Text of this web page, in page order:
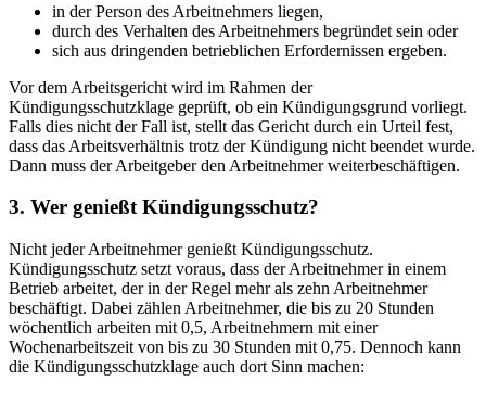
in der Person des Arbeitnehmers liegen,
durch des Verhalten des Arbeitnehmers begründet sein oder
sich aus dringenden betrieblichen Erfordernissen ergeben.
Vor dem Arbeitsgericht wird im Rahmen der
Kündigungsschutzklage geprüft, ob ein Kündigungsgrund vorliegt.
Falls dies nicht der Fall ist, stellt das Gericht durch ein Urteil fest,
dass das Arbeitsverhältnis trotz der Kündigung nicht beendet wurde.
Dann muss der Arbeitgeber den Arbeitnehmer weiterbeschäftigen.
3. Wer genießt Kündigungsschutz?
Nicht jeder Arbeitnehmer genießt Kündigungsschutz.
Kündigungsschutz setzt voraus, dass der Arbeitnehmer in einem
Betrieb arbeitet, der in der Regel mehr als zehn Arbeitnehmer
beschäftigt. Dabei zählen Arbeitnehmer, die bis zu 20 Stunden
wöchentlich arbeiten mit 0,5, Arbeitnehmern mit einer
Wochenarbeitszeit von bis zu 30 Stunden mit 0,75. Dennoch kann
die Kündigungsschutzklage auch dort Sinn machen: